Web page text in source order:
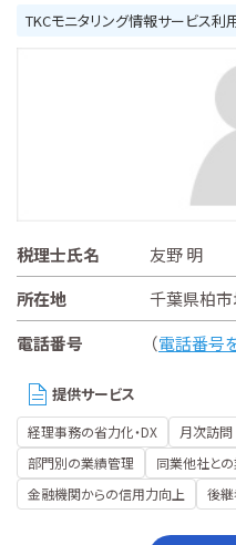
TKCモニタリング情報サービス利
税理士氏名
友野 明
所在地
千葉県柏市
電話番号
（電話番号
提供サービス
経理事務の省力化・DX 月次訪問
部門別の業績管理
同業他社と
金融機関からの信用力向上
後